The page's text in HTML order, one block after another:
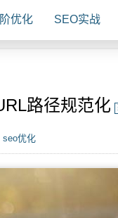
优化 SEO实战
路径规范化
seo优化